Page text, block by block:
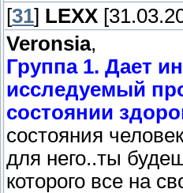
[31] LEXX
Veronsia,
Группа 1. Дает
исследуемый
состоянии
состояния
для него..ты
которого все на